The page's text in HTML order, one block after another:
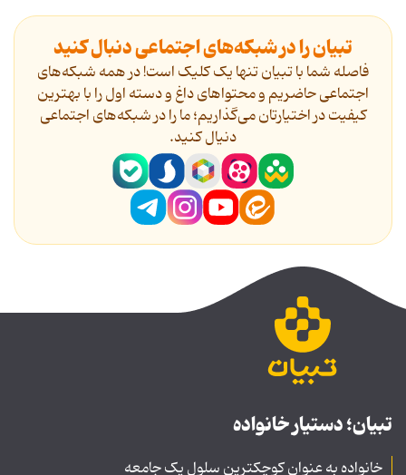
تبیان را در شبکه‌های اجتماعی دنبال کنید
فاصله شما با تبیان تنها یک کلیک است! در همه شبکه‌های
اجتماعی حاضریم و محتواهای داغ و دسته اول را با بهترین
کیفیت در اختیارتان می‌گذاریم؛ ما را در شبکه‌های اجتماعی
دنیال کنید.
تبیان؛ دستیار خانواده
خانواده به عنوان کوچکترین سلول یک جامعه